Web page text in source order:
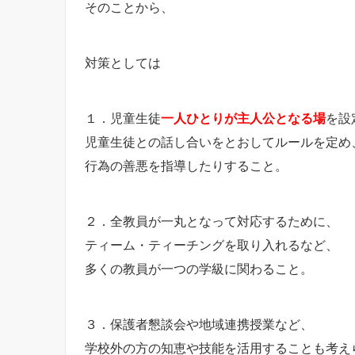
そのことから、
対策としては
１．児童生徒一人ひとりが主人公となる場を設
児童生徒との話し合いをとおしてルールを定め、
行為の善悪を指導したりすること。
２．全教員が一丸となって対応するために、
ティーム・ティーチングを取り入れるなど、
多くの教員が一つの学級に関わること。
３．保護者懇談会や地域連携授業など、
学校外の方の知恵や技能を活用することも考え